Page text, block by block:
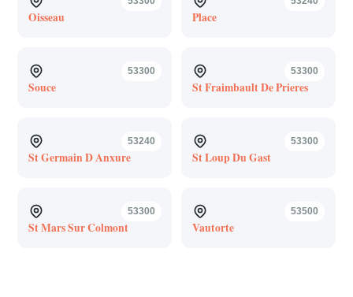
Oisseau Place
53300
Souce
53300
St Fraimbault De Prieres
53240
St Germain D Anxure
53300
St Loup Du Gast
53300
St Mars Sur Colmont
53500
Vautorte